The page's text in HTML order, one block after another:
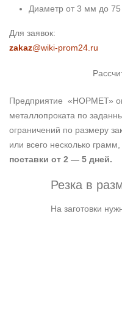
Диаметр от 3 мм до
Для заявок:
zakaz@wiki-prom24.ru
Предприятие «НОРМЕТ»
металлопроката по
ограничений по размеру
или всего несколько
поставки от 2 — 5 дней.
Резка в
На заготовки